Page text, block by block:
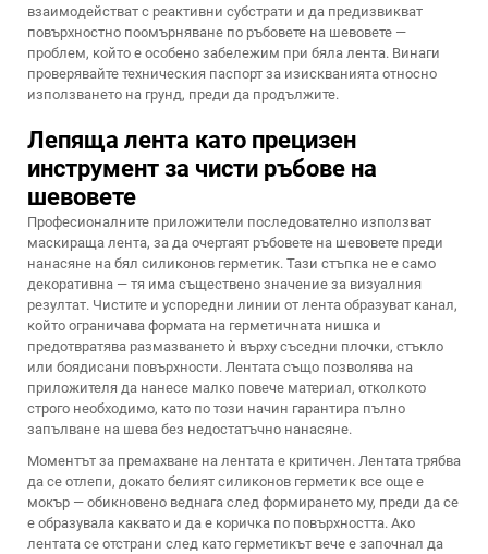
взаимодействат с реактивни субстрати и да предизвикват
повърхностно поомърняване по ръбовете на шевовете —
проблем, който е особено забележим при бяла лента. Винаги
проверявайте техническия паспорт за изискванията относно
използването на грунд, преди да продължите.
Лепяща лента като прецизен
инструмент за чисти ръбове на
шевовете
Професионалните приложители последователно използват
маскираща лента, за да очертаят ръбовете на шевовете преди
нанасяне на бял силиконов герметик. Тази стъпка не е само
декоративна — тя има съществено значение за визуалния
резултат. Чистите и успоредни линии от лента образуват канал,
който ограничава формата на герметичната нишка и
предотвратява размазването ѝ върху съседни плочки, стъкло
или боядисани повърхности. Лентата също позволява на
приложителя да нанесе малко повече материал, отколкото
строго необходимо, като по този начин гарантира пълно
запълване на шева без недостатъчно нанасяне.
Моментът за премахване на лентата е критичен. Лентата трябва
да се отлепи, докато белият силиконов герметик все още е
мокър — обикновено веднага след формирането му, преди да се
е образувала каквато и да е коричка по повърхността. Ако
лентата се отстрани след като герметикът вече е започнал да